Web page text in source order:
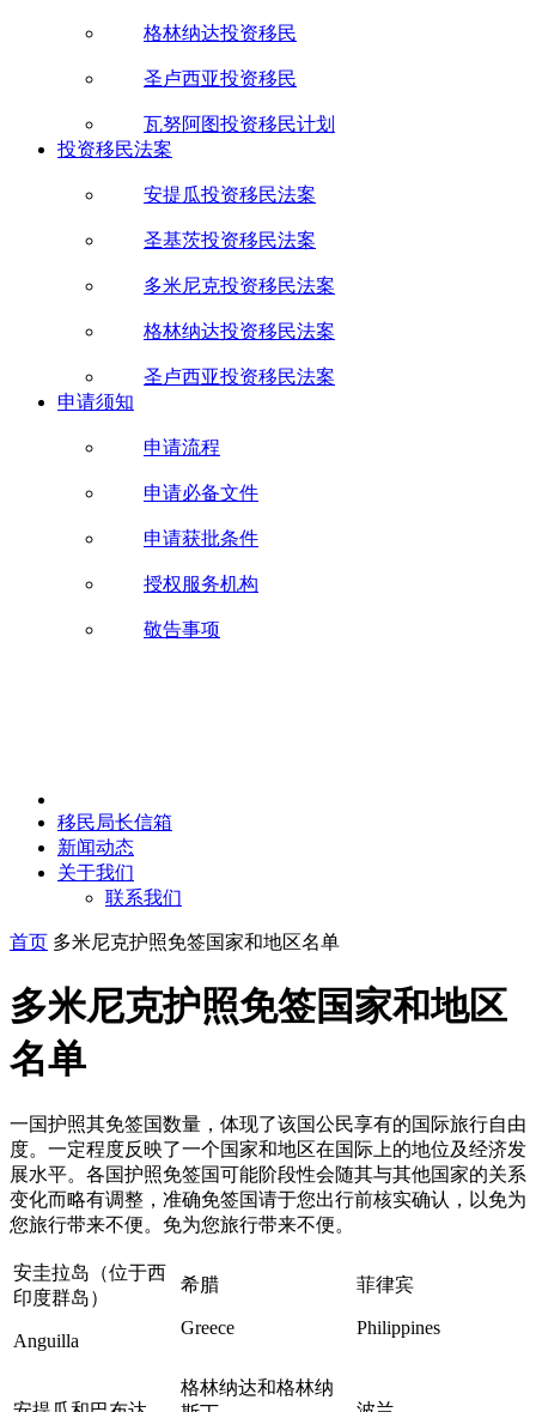
格林纳达投资移民
圣卢西亚投资移民
瓦努阿图投资移民计划
投资移民法案
安提瓜投资移民法案
圣基茨投资移民法案
多米尼克投资移民法案
格林纳达投资移民法案
圣卢西亚投资移民法案
申请须知
申请流程
申请必备文件
申请获批条件
授权服务机构
敬告事项
移民局长信箱
新闻动态
关于我们
联系我们
首页 多米尼克护照免签国家和地区名单
多米尼克护照免签国家和地区
名单
一国护照其免签国数量，体现了该国公民享有的国际旅行自由
度。一定程度反映了一个国家和地区在国际上的地位及经济发
展水平。各国护照免签国可能阶段性会随其与其他国家的关系
变化而略有调整，准确免签国请于您出行前核实确认，以免为
您旅行带来不便。免为您旅行带来不便。
安圭拉岛（位于西
印度群岛）
Anguilla
希腊
Greece
菲律宾
Philippines
格林纳达和格林纳